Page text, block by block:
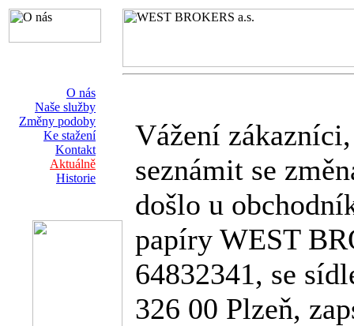
O nás
Naše služby
Změny podoby
Ke stažení
Kontakt
Aktuálně
Historie
Vážení
seznámit se
došlo u
papíry WEST
64832341, se
326 00 Plzeň,